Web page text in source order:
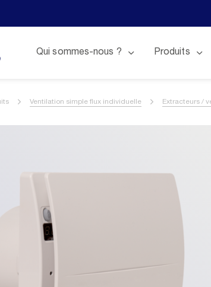
Qui sommes-nous ? Produits
Ventilation simple flux individuelle Extracteurs /